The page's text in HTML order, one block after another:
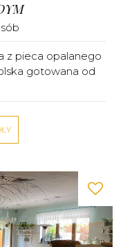
z pieca opalanego
gotowana od